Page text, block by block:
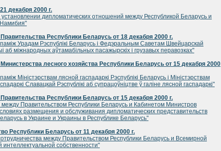
декабря 2000 г.
дипломатических отношений между Республикой Беларусь и
Намибия"
Республики Беларусь от 18 декабря 2000 г.
Урадам Рэспублiкi Беларусь i Федэральным Саветам Швейцарскай
аб мiжнародных аўтамабiльных пасажырскiх i грузавых перавозках"
лесного хозяйства Республики Беларусь от 15 декабря 2000
Мiнiстэрствам лясной гаспадаркi Рэспублiкi Беларусь i Мiнiстэрствам
Славацкай Рэспублiкi аб супрацоўнiцтве ў галiне лясной гаспадаркi"
Республики Беларусь от 15 декабря 2000 г.
Правительством Республики Беларусь и Кабинетом Министров
размещения и обслуживания дипломатических представительств
в Украине и Украины в Республике Беларусь"
Республики Беларусь от 11 декабря 2000 г.
между Правительством Республики Беларусь и Всемирной
интеллектуальной собственности"